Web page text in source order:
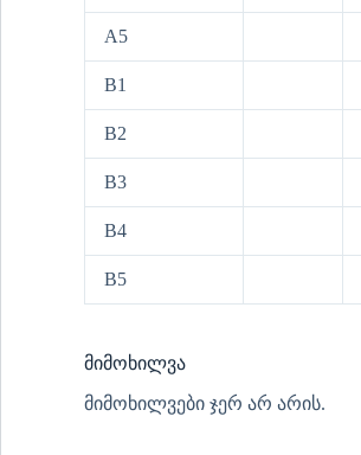
A5
B1
B2
B3
B4
B5
მიმოხილვა
მიმოხილვები ჯერ არ არის.